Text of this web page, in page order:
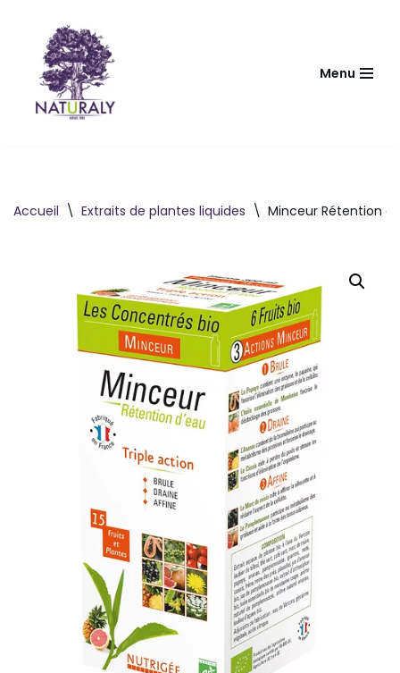
contenu
Menu
Accueil \ Extraits de plantes liquides \ Minceur Rétention